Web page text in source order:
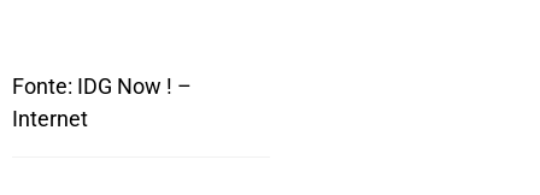
Fonte: IDG Now ! –
Internet